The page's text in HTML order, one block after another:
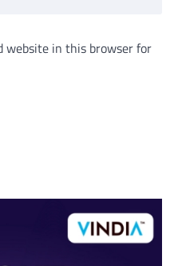
website in this browser for